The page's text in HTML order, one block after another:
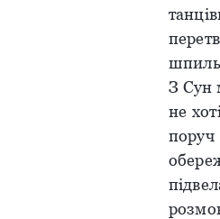
З Сун
не
поруч